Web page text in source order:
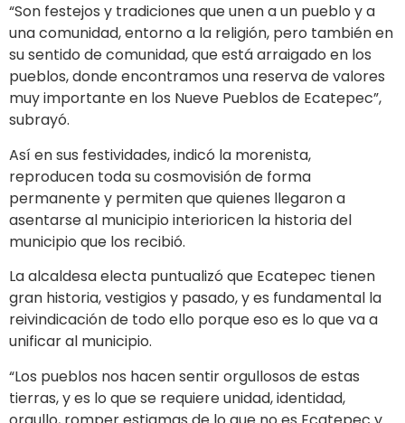
“Son festejos y tradiciones que unen a un pueblo y a
una comunidad, entorno a la religión, pero también en
su sentido de comunidad, que está arraigado en los
pueblos, donde encontramos una reserva de valores
muy importante en los Nueve Pueblos de Ecatepec”,
subrayó.
Así en sus festividades, indicó la morenista,
reproducen toda su cosmovisión de forma
permanente y permiten que quienes llegaron a
asentarse al municipio interioricen la historia del
municipio que los recibió.
La alcaldesa electa puntualizó que Ecatepec tienen
gran historia, vestigios y pasado, y es fundamental la
reivindicación de todo ello porque eso es lo que va a
unificar al municipio.
“Los pueblos nos hacen sentir orgullosos de estas
tierras, y es lo que se requiere unidad, identidad,